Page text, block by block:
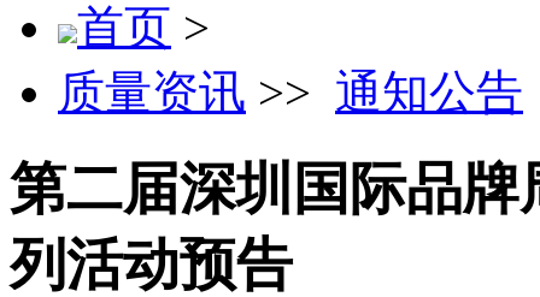
首页 >
质量资讯 >> 通知公告
第二届深圳国际品
列活动预告